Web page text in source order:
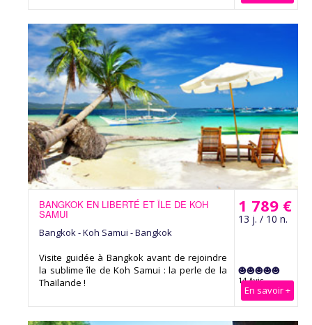
1 789 €
13 j. / 10 n.
14 Avis
En savoir +
BANGKOK EN LIBERTÉ ET ÎLE DE KOH
SAMUI
Bangkok - Koh Samui - Bangkok
Visite guidée à Bangkok avant de rejoindre
la sublime île de Koh Samui : la perle de la
Thaïlande !